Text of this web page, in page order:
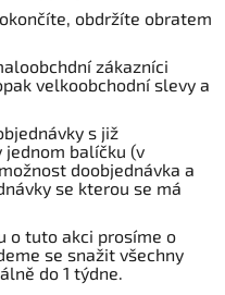
obdržíte obratem
zákazníci
velkoobchodní slevy a
s již
balíčku (v
doobjednávka a
se kterou se má
o tuto akci prosíme o
se snažit všechny
do 1 týdne.